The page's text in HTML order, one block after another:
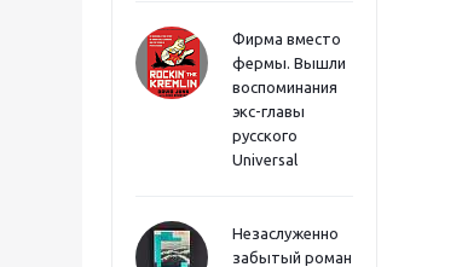
Фирма вместо
фермы. Вышли
воспоминания
экс-главы
русского
Universal
Незаслуженно
забытый роман